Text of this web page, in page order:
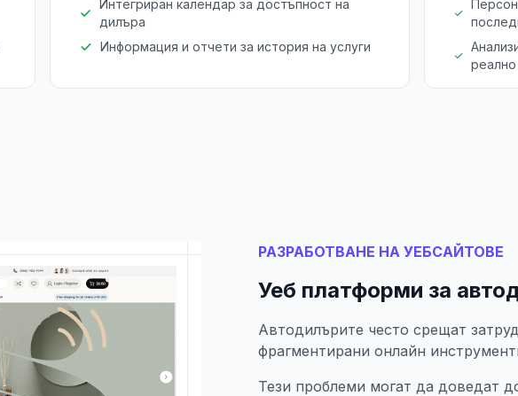
Интегриран календар за достъпност на
дилъра
Информация и отчети за история на услуги
РАЗРАБОТВАНЕ НА УЕБСАЙТОВЕ
Уеб платформи за
Автодилърите често срещат
фрагментирани онлайн
Тези проблеми могат да доведат